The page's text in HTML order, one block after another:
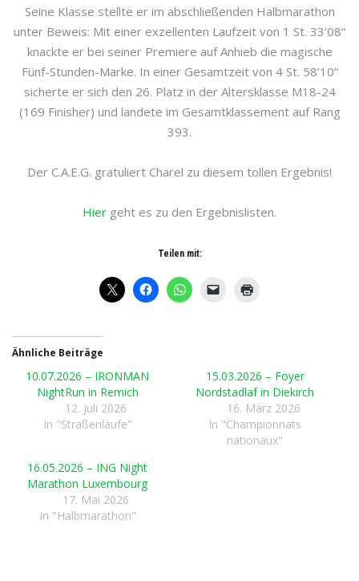
Seine Klasse stellte er im abschließenden Halbmarathon
unter Beweis: Mit einer exzellenten Laufzeit von 1 St. 33’08“
knackte er bei seiner Premiere auf Anhieb die magische
Fünf-Stunden-Marke. In einer Gesamtzeit von 4 St. 58’10“
sicherte er sich den 26. Platz in der Altersklasse M18-24
(169 Finisher) und landete im Gesamtklassement auf Rang
393.
Der C.A.E.G. gratuliert Charel zu diesem tollen Ergebnis!
Hier geht es zu den Ergebnislisten.
Teilen mit:
Ähnliche Beiträge
10.07.2026 – IRONMAN
NightRun in Remich
12. Juli 2026
In "Straßenläufe"
15.03.2026 – Foyer
Nordstadlaf in Diekirch
16. März 2026
In "Championnats
nationaux"
16.05.2026 – ING Night
Marathon Luxembourg
17. Mai 2026
In "Halbmarathon"